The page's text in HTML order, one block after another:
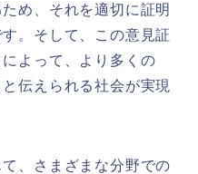
め、それを適切に証明
。そして、この意見証
よって、より多くの
伝えられる社会が実現
、さまざまな分野での